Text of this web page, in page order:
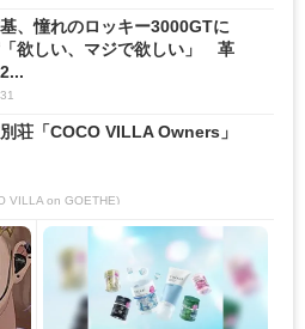
、憧れのロッキー3000GTに
欲しい、マジで欲しい」 革
荘「COCO VILLA Owners」
VILLA on GOETHE)